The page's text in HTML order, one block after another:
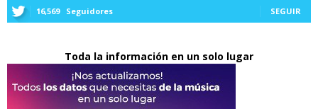
16,569 Seguidores SEGUIR
Toda la información en un solo lugar